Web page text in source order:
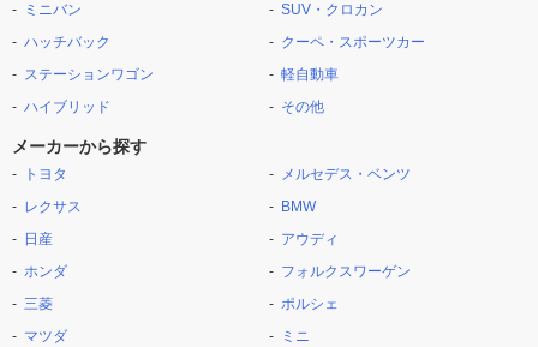
ミニバン
ハッチバック
ステーションワゴン
ハイブリッド
SUV・クロカン
クーペ・スポーツカー
軽自動車
その他
メーカーから探す
トヨタ
レクサス
日産
ホンダ
三菱
マツダ
メルセデス・ベンツ
BMW
アウディ
フォルクスワーゲン
ポルシェ
ミニ